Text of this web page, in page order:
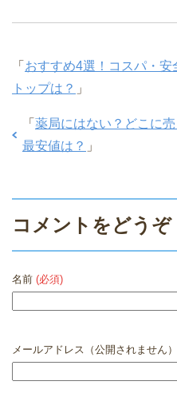
「 おすすめ4選！コスパ・安
トップは？ 」
「 薬局にはない？どこに
最安値は？ 」
コメントをどうぞ
名前 (必須)
メールアドレス（公開されません）